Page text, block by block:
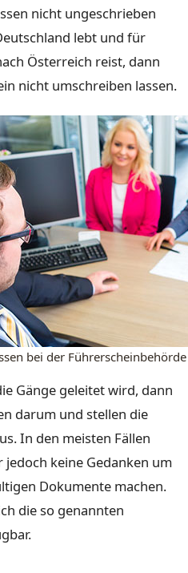
nicht ungeschrieben
lebt und für
Österreich reist, dann
nicht umschreiben lassen.
bei der
Gänge geleitet wird, dann
darum und stellen die
In den meisten Fällen
jedoch keine Gedanken um
Dokumente machen.
die so genannten